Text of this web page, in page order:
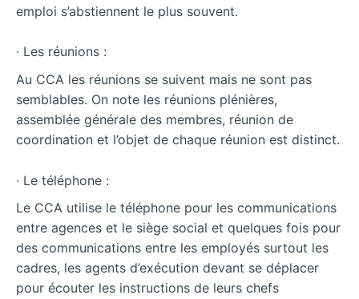
emploi s’abstiennent le plus souvent.
∙ Les réunions :
Au CCA les réunions se suivent mais ne sont pas
semblables. On note les réunions plénières,
assemblée générale des membres, réunion de
coordination et l’objet de chaque réunion est distinct.
∙ Le téléphone :
Le CCA utilise le téléphone pour les communications
entre agences et le siège social et quelques fois pour
des communications entre les employés surtout les
cadres, les agents d’exécution devant se déplacer
pour écouter les instructions de leurs chefs